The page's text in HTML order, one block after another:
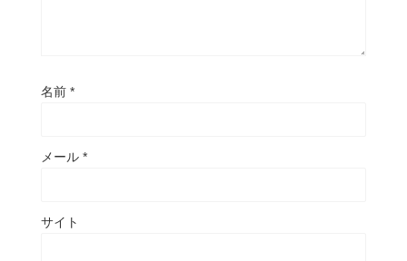
名前 *
メール *
サイト